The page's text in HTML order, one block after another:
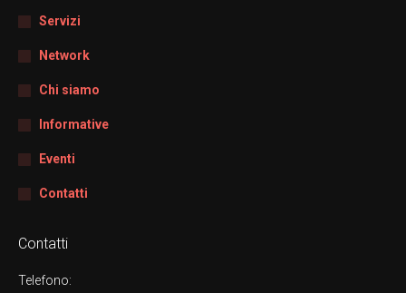
Servizi
Network
Chi siamo
Informative
Eventi
Contatti
Contatti
Telefono: